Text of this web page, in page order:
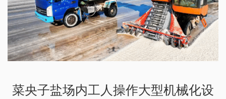
菜央子盐场内工人操作大型机械化设